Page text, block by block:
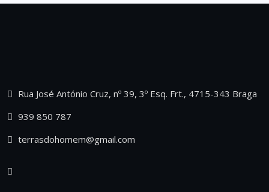
Rua José António Cruz, nº 39, 3º Esq. Frt., 4715-343 Braga
939 850 787
terrasdohomem@gmail.com